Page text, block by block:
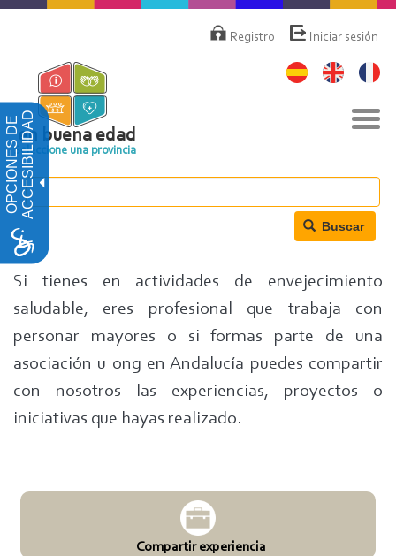
OPCIONES DEACCESIBILIDAD
Pasar
contenido
principal
deRegistro Iniciar sesión
en buena edad
Seleccione una provincia
Buscar
Si tienes en actividades de envejecimiento
saludable, eres profesional que trabaja con
personar mayores o si formas parte de una
asociación u ong en Andalucía puedes compartir
con nosotros las experiencias, proyectos o
iniciativas que hayas realizado.
Compartir experiencia